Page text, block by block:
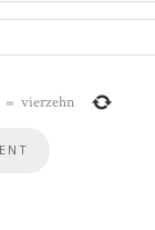
= vierzehn